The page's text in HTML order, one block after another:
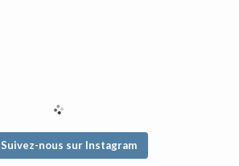
Suivez-nous sur Instagram